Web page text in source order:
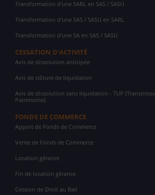
Transformation d'une SARL en SAS / SASU
Transformation d'une SAS / SASU en SARL
Transformation d'une SA en SAS / SASU
CESSATION D'ACTIVITÉ
Avis de dissolution anticipée
Avis de clôture de liquidation
Avis de dissolution sans liquidation - TUP
Patrimoine)
FONDS DE COMMERCE
Apport de Fonds de Commerce
Vente de Fonds de Commerce
Location gérance
Fin de location gérance
Cession de Droit au Bail